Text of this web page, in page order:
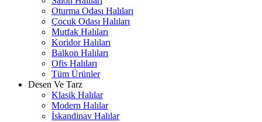
Oturma Odası Halıları
Çocuk Odası Halıları
Mutfak Halıları
Koridor Halıları
Balkon Halıları
Ofis Halıları
Tüm Ürünler
Desen Ve Tarz
Klasik Halılar
Modern Halılar
İskandinav Halılar